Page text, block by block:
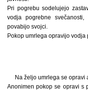
Pri pogrebu sodelujejo
vodja pogrebne
povabijo svojci.
Pokop umrlega opravijo vodja
Na željo umrlega se opravi
Anonimen pokop se opravi s